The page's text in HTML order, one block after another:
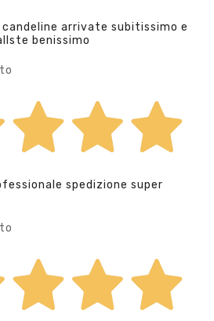
arrivate subitissimo e
benissimo
spedizione super